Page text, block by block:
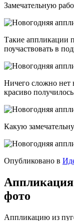
Замечательную
Такие аппликации
поучаствовать в
Ничего сложно нет
красиво
Какую
Опубликовано в
Аппликация
фото
Аппликацию из